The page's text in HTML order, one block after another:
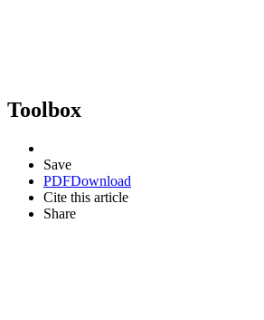
Toolbox
Save
PDFDownload
Cite this article
Share